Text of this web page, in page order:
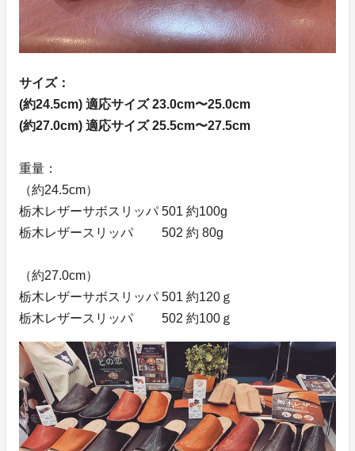
サイズ：
(約24.5cm) 適応サイズ 23.0cm〜25.0cm
(約27.0cm) 適応サイズ 25.5cm〜27.5cm
重量：
（約24.5cm）
栃木レザーサボスリッパ 501 約100g
栃木レザースリッパ 502 約 80g
（約27.0cm）
栃木レザーサボスリッパ 501 約120ｇ
栃木レザースリッパ 502 約100ｇ